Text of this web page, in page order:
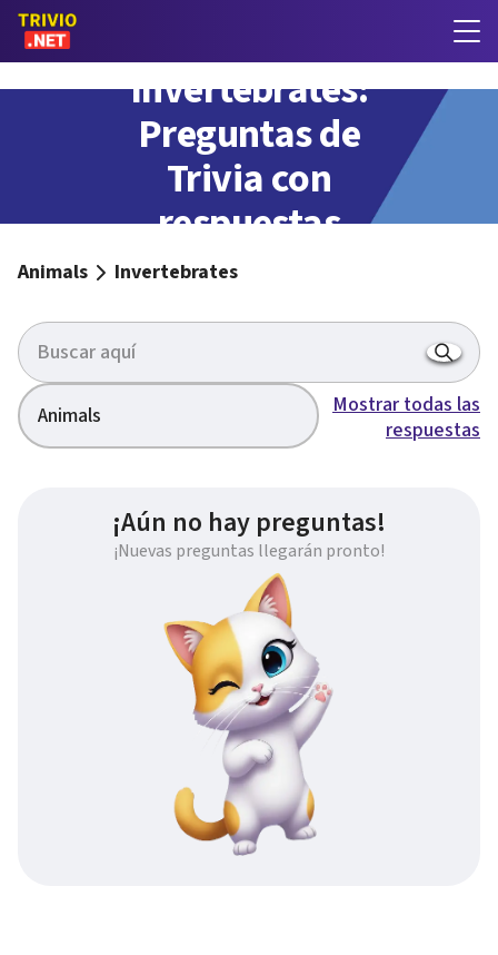
Invertebrates:
Preguntas de
Trivia con
respuestas
Animals Invertebrates
Animals
Mostrar todas las
respuestas
¡Aún no hay preguntas!
¡Nuevas preguntas llegarán pronto!